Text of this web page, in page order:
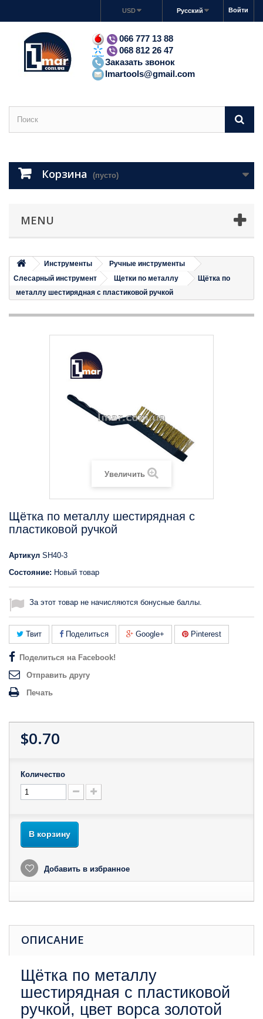
Войти
Русский
USD
066 777 13 88
068 812 26 47
Заказать звонок
lmartools@gmail.com
Корзина (пусто)
MENU
Инструменты
Ручные инструменты
Слесарный инструмент
Щетки по металлу
Щётка по
металлу шестирядная с пластиковой ручкой
Увеличить
Щётка по металлу шестирядная с
пластиковой ручкой
Артикул SH40-3
Состояние: Новый товар
За этот товар не начисляются бонусные баллы.
Твит Поделиться Google+ Pinterest
Поделиться на Facebook!
Отправить другу
Печать
$0.70
Количество
В корзину
Добавить в избранное
ОПИСАНИЕ
Щётка по металлу
шестирядная с пластиковой
ручкой, цвет ворса золотой